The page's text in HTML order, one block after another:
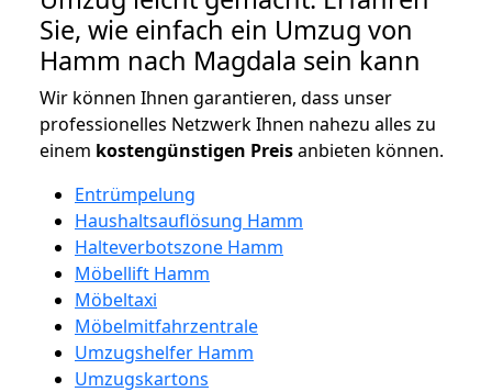
Sie, wie einfach ein Umzug von
Hamm nach Magdala sein kann
Wir können Ihnen garantieren, dass unser
professionelles Netzwerk Ihnen nahezu alles zu
einem kostengünstigen Preisanbieten können.
Entrümpelung
Haushaltsauflösung Hamm
Halteverbotszone Hamm
Möbellift Hamm
Möbeltaxi
Möbelmitfahrzentrale
Umzugshelfer Hamm
Umzugskartons